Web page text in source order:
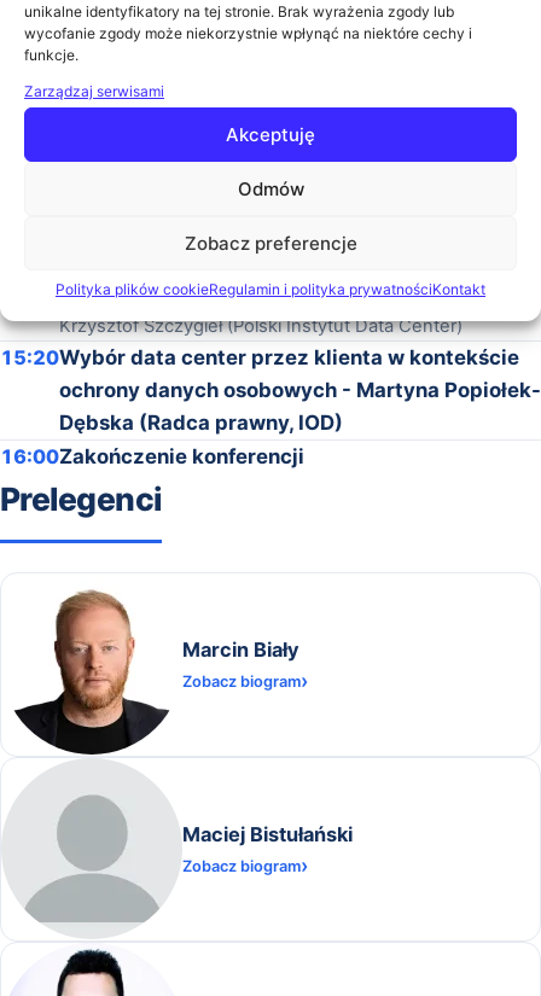
unikalne identyfikatory na tej stronie. Brak wyrażenia zgody lub
wycofanie zgody może niekorzystnie wpłynąć na niektóre cechy i
funkcje.
Zarządzaj serwisami
Akceptuję
Odmów
Zobacz preferencje
Polityka plików cookieRegulamin i polityka prywatnościKontakt
Marcin Biały (Grandmetric)
Szczegóły
Jacek Litwicki (Arrow ECS we współpracy z PureStorage i
Instant Recovery Backup – czyli jak odzyskać
krytyczne dane firmy w ciągu kilku minut
14:45Raportowanie wg dyrektywy EED – sezon 2
Krzysztof Szczygieł (Polski Instytut Data Center)
15:20Wybór data center przez klienta w kontekście
ochrony danych osobowych - Martyna Popiołek-
Dębska (Radca prawny, IOD)
16:00Zakończenie konferencji
Prelegenci
Marcin Biały
Zobacz biogram
Maciej Bistułański
Zobacz biogram